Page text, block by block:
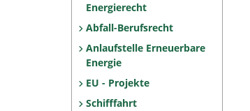
Energierecht
Abfall-Berufsrecht
Anlaufstelle Erneuerbare
Energie
EU - Projekte
Schifffahrt